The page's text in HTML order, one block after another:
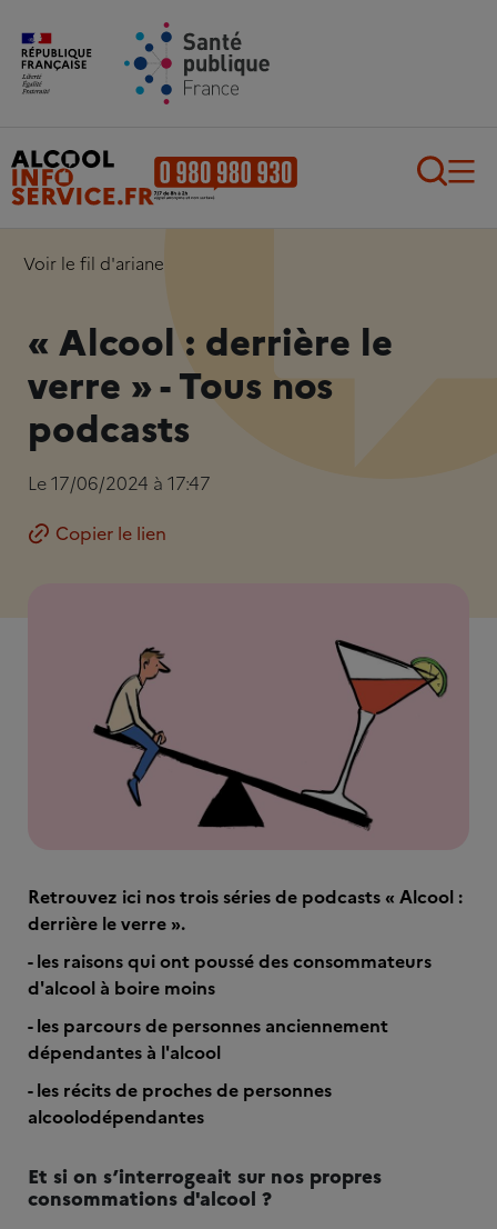
Aller au contenu principal
Voir le fil d'ariane
« Alcool : derrière le
verre » - Tous nos
podcasts
Le 17/06/2024 à 17:47
Copier le lien
Retrouvez ici nos trois séries de podcasts « Alcool :
derrière le verre ».
- les raisons qui ont poussé des consommateurs
d'alcool à boire moins
- les parcours de personnes anciennement
dépendantes à l'alcool
- les récits de proches de personnes
alcoolodépendantes
Et si on s’interrogeait sur nos propres
consommations d'alcool ?